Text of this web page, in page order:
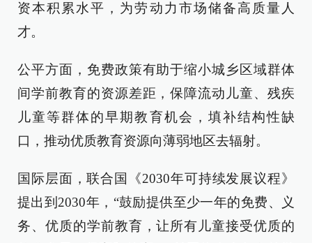
资本积累水平，为劳动力市场储备高质量人
才。
公平方面，免费政策有助于缩小城乡区域群体
间学前教育的资源差距，保障流动儿童、残疾
儿童等群体的早期教育机会，填补结构性缺
口，推动优质教育资源向薄弱地区去辐射。
国际层面，联合国《2030年可持续发展议程》
提出到2030年，“鼓励提供至少一年的免费、义
务、优质的学前教育，让所有儿童接受优质的